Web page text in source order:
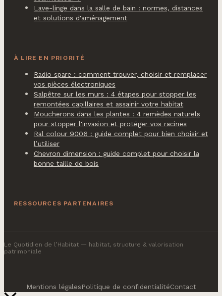
Lave-linge dans la salle de bain : normes, distances
et solutions d'aménagement
À LIRE EN PRIORITÉ
Radio spare : comment trouver, choisir et remplacer
vos pièces électroniques
Salpêtre sur les murs : 4 étapes pour stopper les
remontées capillaires et assainir votre habitat
Moucherons dans les plantes : 4 remèdes naturels
pour stopper l'invasion et protéger vos racines
Ral colour 9006 : guide complet pour bien choisir et
l’utiliser
Chevron dimension : guide complet pour choisir la
bonne taille de bois
RESSOURCES PARTENAIRES
Le Quotidien de l’Habitat — habitat, structure & valorisation
patrimoniale
Mentions légalesPolitique de confidentialitéContact